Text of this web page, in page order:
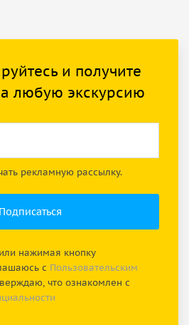
и получите
любую экскурсию
рекламную рассылку.
нажимая кнопку
с Пользовательским
что ознакомлен с